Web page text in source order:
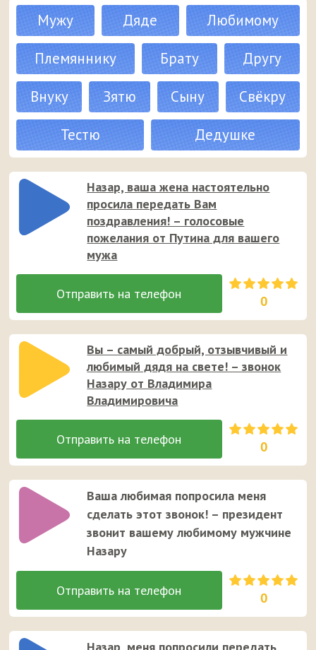
Мужу Дяде
Любимому
Племяннику
Брату
Другу
Внуку
Зятю Сыну
Свёкру
Тестю
Дедушке
Назар, ваша жена настоятельно
просила передать Вам
поздравления! – голосовые
пожелания от Путина для вашего
мужа
0
Вы – самый добрый, отзывчивый и
любимый дядя на свете! – звонок
Назару от Владимира
Владимировича
0
Ваша любимая попросила меня
сделать этот звонок! – президент
звонит вашему любимому мужчине
Назару
0